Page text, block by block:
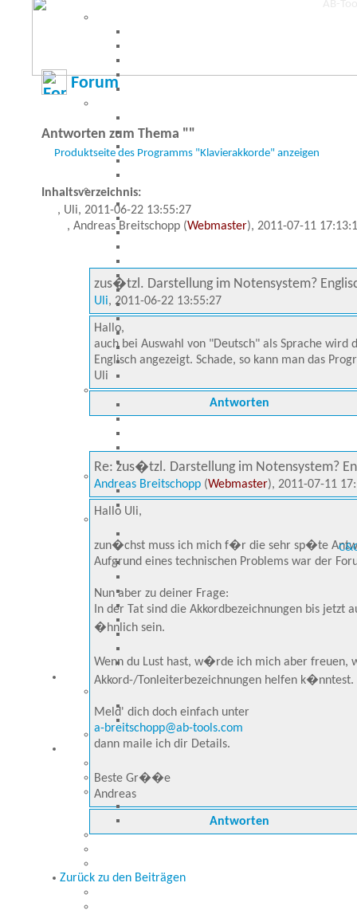
Forum
Antworten zum Thema ""
Produktseite des Programms "Klavierakkorde" anzeigen
Inhaltsverzeichnis:
, Uli, 2011-06-22 13:55:27
, Andreas Breitschopp (Webmaster), 2011-07-11
zus�tzl. Darstellung im Notensystem?
Uli, 2011-06-22 13:55:27
Hallo,
auch bei Auswahl von "Deutsch" als Sprache
Englisch angezeigt. Schade, so kann man das
Uli
Antworten
Re: zus�tzl. Darstellung im Notensystem?
Andreas Breitschopp (Webmaster), 2011-07-11
Hallo Uli,
zun�chst muss ich mich f�r die sehr sp�te
Aufgrund eines technischen Problems war der
Nun aber zu deiner Frage:
In der Tat sind die Akkordbezeichnungen bis jetzt
�hnlich sein.
Wenn du Lust hast, w�rde ich mich aber
Akkord-/Tonleiterbezeichnungen helfen k�nntest.
Meld' dich doch einfach unter
a-breitschopp@ab-tools.com
dann maile ich dir Details.
Beste Gr��e
Andreas
Antworten
Zurück zu den Beiträgen